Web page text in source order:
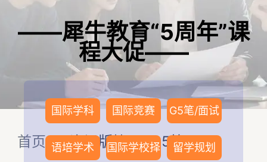
——犀牛教育“5周年”课
程大促——
国际学科 国际竞赛 G5笔/面试
语培学术
国际学校择
留学规划
首页>资讯版块>G5笔/面